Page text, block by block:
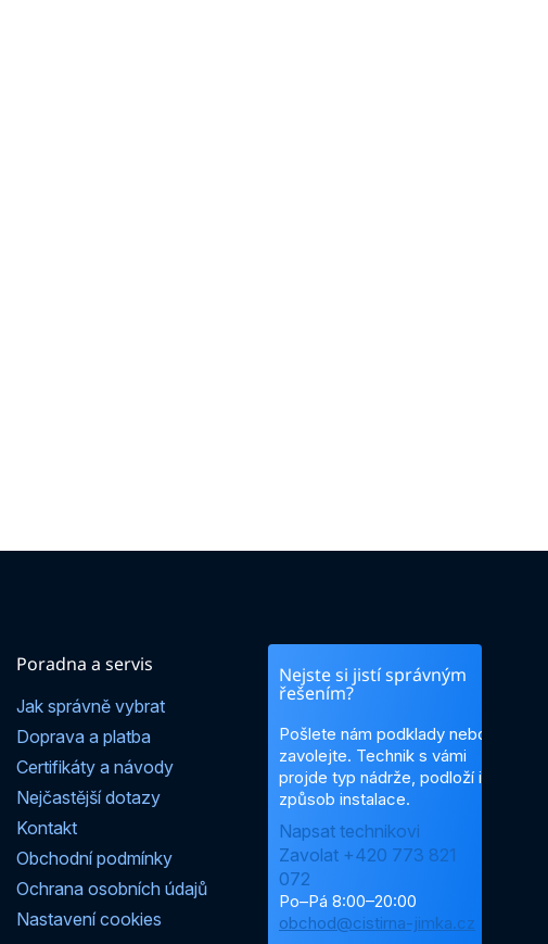
Poradna a servis
Jak správně vybrat
Doprava a platba
Certifikáty a návody
Nejčastější dotazy
Kontakt
Obchodní podmínky
Ochrana osobních údajů
Nastavení cookies
Nejste si jistí správným
řešením?
Pošlete nám podklady nebo
zavolejte. Technik s vámi
projde typ nádrže, podloží i
způsob instalace.
Napsat technikovi
Zavolat +420 773 821
072
Po–Pá 8:00–20:00
obchod@cistirna-jimka.cz